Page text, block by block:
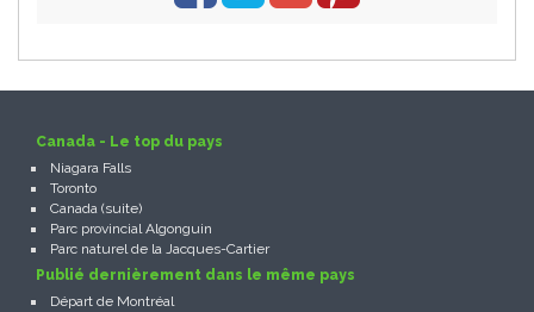
Canada - Le top du pays
Niagara Falls
Toronto
Canada (suite)
Parc provincial Algonguin
Parc naturel de la Jacques-Cartier
Publié dernièrement dans le même pays
Départ de Montréal